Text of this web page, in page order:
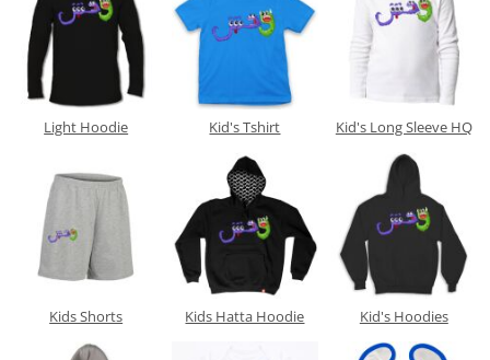
Light Hoodie Kid's Tshirt Kid's Long Sleeve HQ
Kids Shorts Kids Hatta Hoodie Kid's Hoodies